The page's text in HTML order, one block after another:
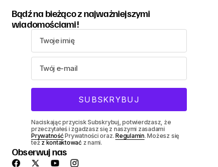
Bądź na bieżąco z najważniejszymi
wiadomościami!
Naciskając przycisk Subskrybuj, potwierdzasz, że
przeczytałeś i zgadzasz się z naszymi zasadami
PrywatnośćPrywatności oraz.Regulamin. Możesz się
też z kontaktowaćz nami.
Obserwuj nas